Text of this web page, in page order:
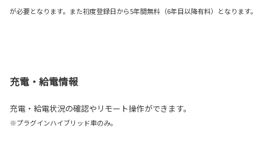
が必要となります。また初度登録日から5年間無料（6年目以降有料）となります。
充電・給電情報
充電・給電状況の確認やリモート操作ができます。
※プラグインハイブリッド車のみ。